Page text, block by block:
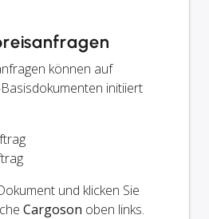
können auf
initiiert
und klicken Sie
Cargoson oben links.